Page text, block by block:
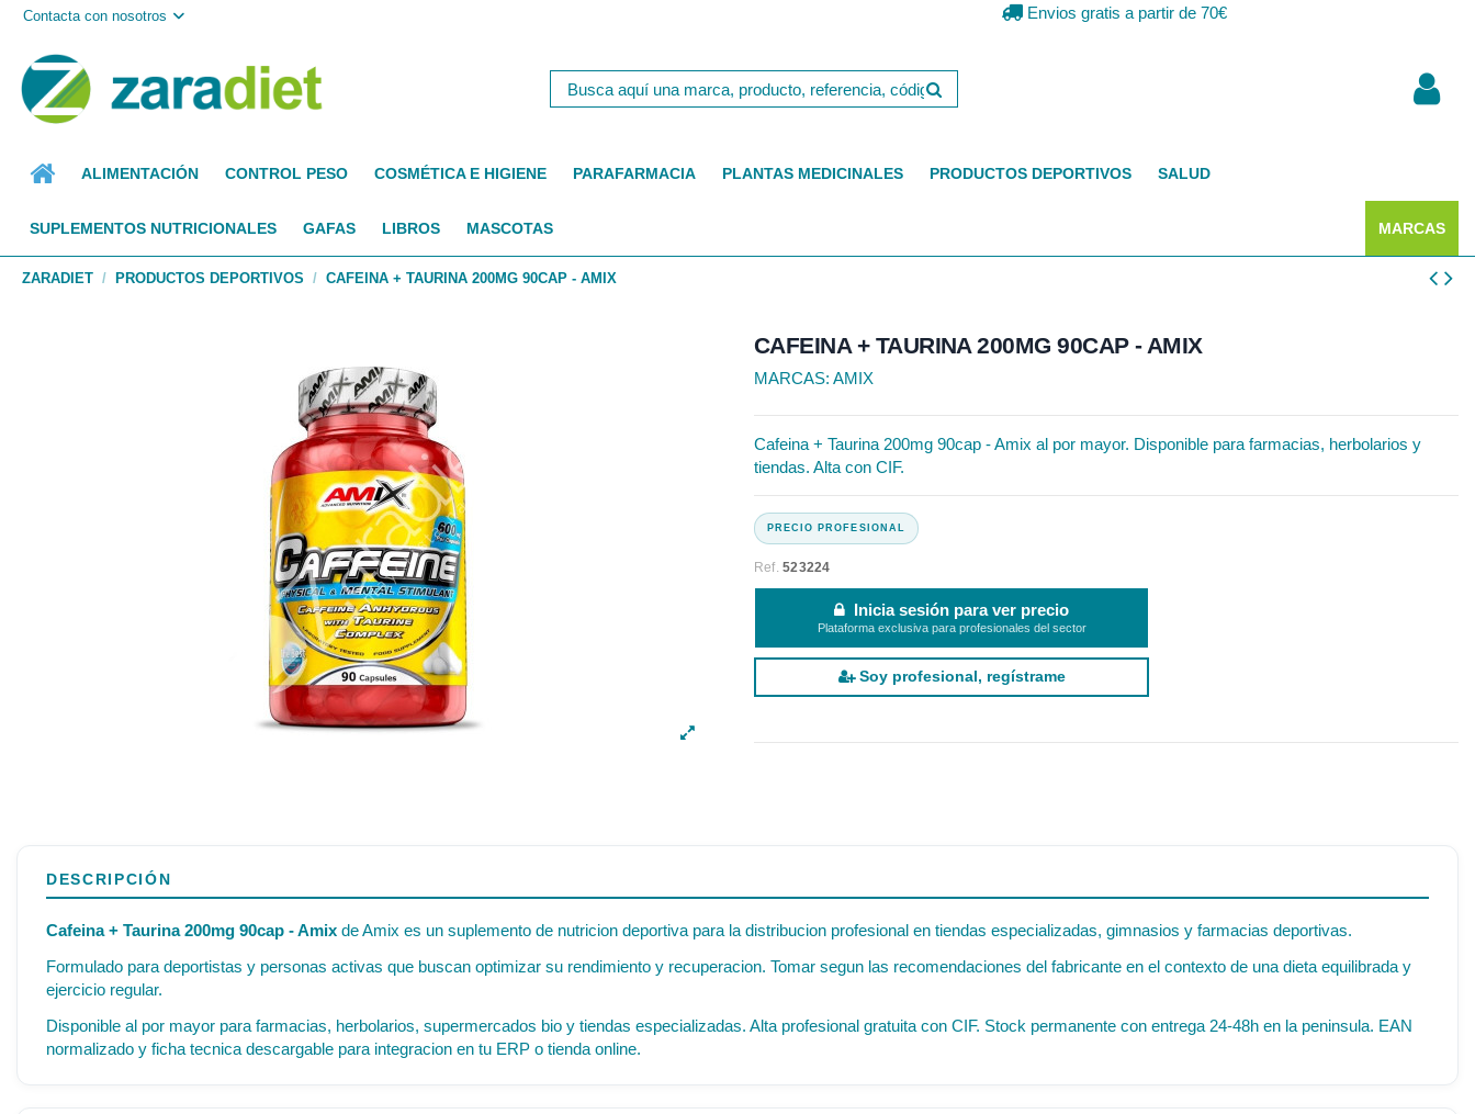
Contacta con nosotros Envios gratis a partir de 70€
ALIMENTACIÓN CONTROL PESO COSMÉTICA E HIGIENE PARAFARMACIA PLANTAS MEDICINALES PRODUCTOS DEPORTIVOS SALUD
SUPLEMENTOS NUTRICIONALES GAFAS LIBROS MASCOTAS MARCAS
ZARADIET PRODUCTOS DEPORTIVOS CAFEINA + TAURINA 200MG 90CAP - AMIX
CAFEINA + TAURINA 200MG 90CAP - AMIX
MARCAS: AMIX
Cafeina + Taurina 200mg 90cap - Amix al por mayor. Disponible para farmacias, herbolarios y
tiendas. Alta con CIF.
Ref.523224
Inicia sesión para ver precio
Plataforma exclusiva para profesionales del sector
Soy profesional, regístrame
DESCRIPCIÓN
Cafeina + Taurina 200mg 90cap - Amix de Amix es un suplemento de nutricion deportiva para la distribucion profesional en tiendas especializadas, gimnasios y farmacias deportivas.
Formulado para deportistas y personas activas que buscan optimizar su rendimiento y recuperacion. Tomar segun las recomendaciones del fabricante en el contexto de una dieta equilibrada y
ejercicio regular.
Disponible al por mayor para farmacias, herbolarios, supermercados bio y tiendas especializadas. Alta profesional gratuita con CIF. Stock permanente con entrega 24-48h en la peninsula. EAN
normalizado y ficha tecnica descargable para integracion en tu ERP o tienda online.